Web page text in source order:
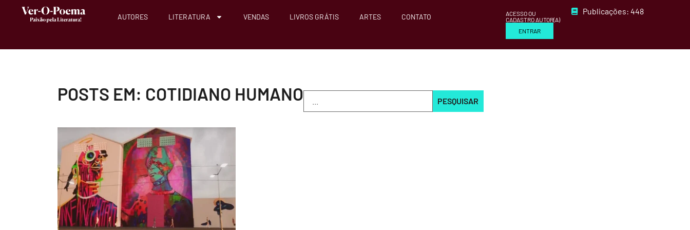
AUTORES LITERATURA VENDAS LIVROS GRÁTIS ARTES CONTATO
ACESSO OU
CADASTRO AUTOR(A)
ENTRAR
Publicações: 448
POSTS EM: COTIDIANO HUMANO PESQUISAR